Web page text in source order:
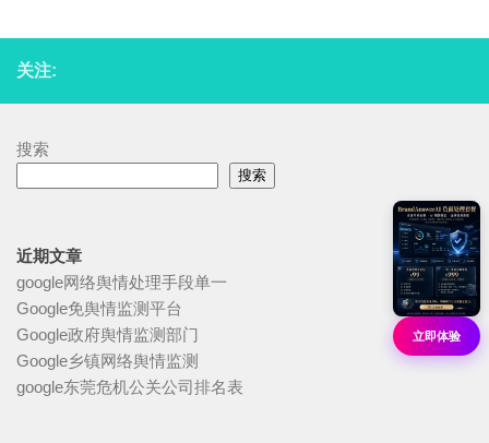
关注:
搜索
搜索
近期文章
google网络舆情处理手段单一
Google免舆情监测平台
Google政府舆情监测部门
Google乡镇网络舆情监测
google东莞危机公关公司排名表
立即体验